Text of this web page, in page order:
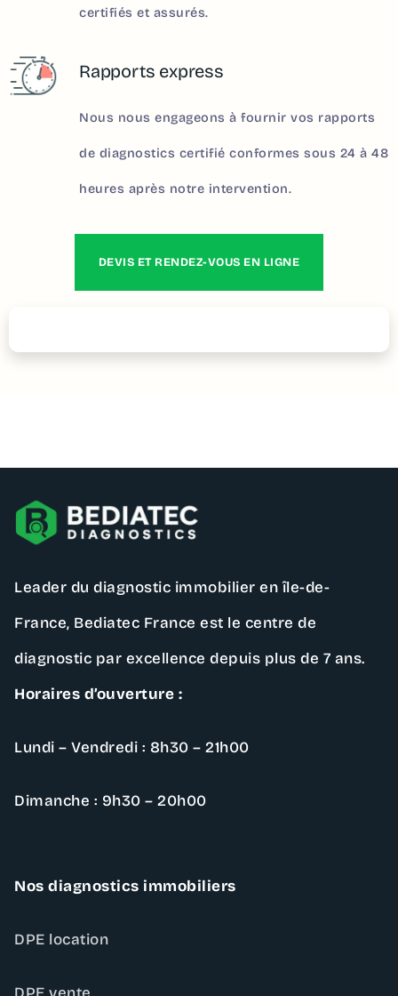
certifiés et assurés.
Rapports express
Nous nous engageons à fournir vos rapports
de diagnostics certifié conformes sous 24 à 48
heures après notre intervention.
DEVIS ET RENDEZ-VOUS EN LIGNE
Leader du diagnostic immobilier en île-de-
France, Bediatec France est le centre de
diagnostic par excellence depuis plus de 7 ans.
Horaires d’ouverture :
Lundi – Vendredi : 8h30 – 21h00
Dimanche : 9h30 – 20h00
Nos diagnostics immobiliers
DPE location